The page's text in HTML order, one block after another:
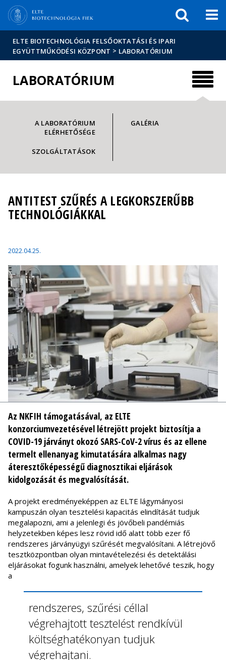
sajtóban
ELTE BIOTECHNOLÓGIA FELSŐOKTATÁSI ÉS IPARI
EGYÜTTMŰKÖDÉSI KÖZPONT > LABORATÓRIUM
LABORATÓRIUM
A LABORATÓRIUM
ELÉRHETŐSÉGE
SZOLGÁLTATÁSOK
GALÉRIA
ANTITEST SZŰRÉS A LEGKORSZERŰBB
TECHNOLÓGIÁKKAL
2022.04.25.
Az NKFIH támogatásával, az ELTE
konzorciumvezetésével létrejött projekt biztosítja a
COVID-19 járványt okozó SARS-CoV-2 vírus és az ellene
termelt ellenanyag kimutatására alkalmas nagy
áteresztőképességű diagnosztikai eljárások
kidolgozását és megvalósítását.
A projekt eredményeképpen az ELTE lágymányosi
kampuszán olyan tesztelési kapacitás elindítását tudjuk
megalapozni, ami a jelenlegi és jövőbeli pandémiás
helyzetekben képes lesz rövid idő alatt több ezer fő
rendszeres járványügyi szűrését megvalósítani. A létrejövő
tesztközpontban olyan mintavételezési és detektálási
eljárásokat fogunk használni, amelyek lehetővé teszik, hogy
a
rendszeres, szűrési céllal
végrehajtott tesztelést rendkívül
költséghatékonyan tudjuk
végrehajtani.